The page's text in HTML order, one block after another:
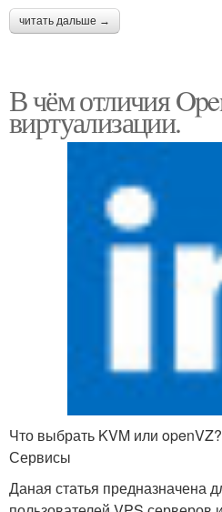
читать дальше →
В чём отличия
виртуализации.
Что выбрать KVM или
Сервисы
Даная статья предназначена